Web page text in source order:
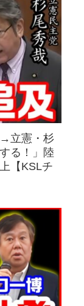
→立憲・杉
る！」陸
【KSLチ